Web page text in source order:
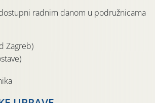
radnim danom u podružnicama
Zagreb)